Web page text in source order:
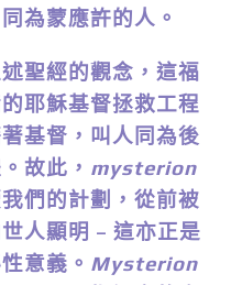
為蒙應許的人。
聖經的觀念，這福
耶穌基督拯救工程
基督，叫人同為後
故此， mysterion
們的計劃，從前被
人顯明 – 這亦正是
意義。 Mysterion